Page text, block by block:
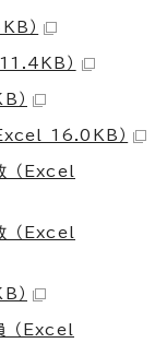
）
）
）
16.0KB）
（Excel
（Excel
）
（Excel